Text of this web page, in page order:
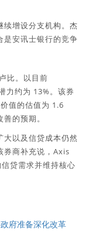
续增设分支机构。杰
是安讯士银行的竞争
比。以目前
力约为 13%。该券
值的估值为 1.6
的预期。
大以及信贷成本仍然
券商补充说，Axis
贷需求并维持核心
府准备深化改革